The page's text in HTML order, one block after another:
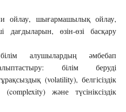
ойлау, шығармашылық ойлау,
дағдыларын, өзін-өзі басқару
алушылардың әмбебап
білім беруді
(volatility), белгісіздік
(complexity) және түсініксіздік